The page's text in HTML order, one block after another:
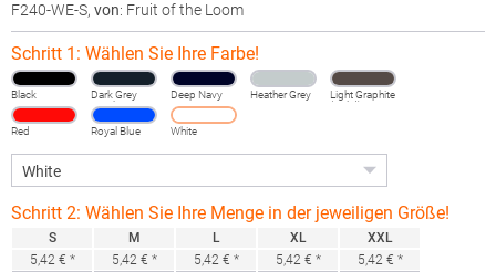
F240-WE-S, von: Fruit of the Loom
Schritt 1: Wählen Sie Ihre Farbe!
Black
Dark Grey
Heather
Deep Navy Heather Grey
Light Graphite
(Solid)
Red Royal Blue White
Schritt 2: Wählen Sie Ihre Menge in der jeweiligen Größe!
S
5,42 € *
M
5,42 € *
L
5,42 € *
XL
5,42 € *
XXL
5,42 € *